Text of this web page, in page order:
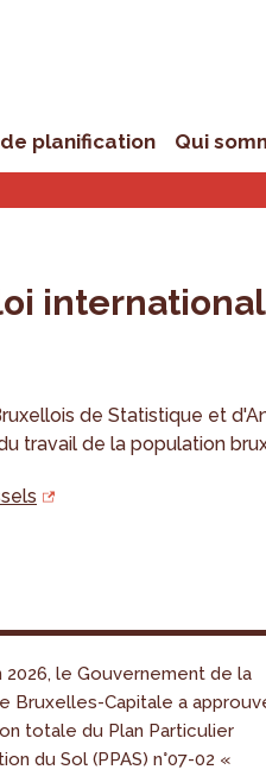
planification Qui
de Statistique et
travail de la population
2026, le Gouvernement de la
Bruxelles-Capitale a
totale du Plan Particulier
du Sol (PPAS) n°07-02 «